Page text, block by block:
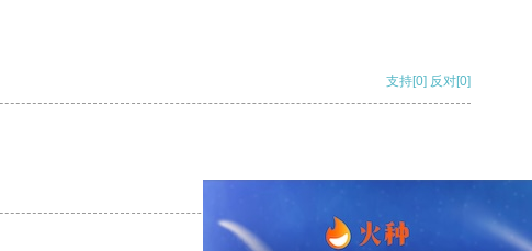
支持[0] 反对[0]